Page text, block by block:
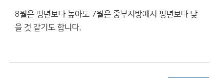
8월은 평년보다 높아도 7월은 중부지방에서 평년보다 낮
을 것 같기도 합니다.